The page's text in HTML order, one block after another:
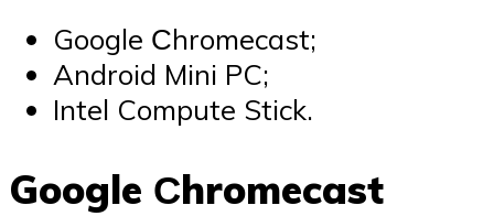
Google Сhromecast;
Android Mini PC;
Intel Compute Stick.
Google Сhromecast